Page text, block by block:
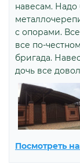
навесам. Надо
с опорами.
все по-
бригада.
дочь все
Посмотреть